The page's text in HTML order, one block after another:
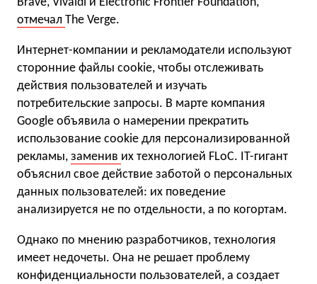
отмечал The Verge.
Интернет-компании и рекламодатели используют
сторонние файлы cookie, чтобы отслеживать
действия пользователей и изучать
потребительские запросы. В марте компания
Google объявила о намерении прекратить
использование cookie для персонализированной
рекламы, заменив их технологией FLoC. IT-гигант
объяснил свое действие заботой о персональных
данных пользователей: их поведение
анализируется не по отдельности, а по когортам.
Однако по мнению разработчиков, технология
имеет недочеты. Она не решает проблему
конфиденциальности пользователей, а создает